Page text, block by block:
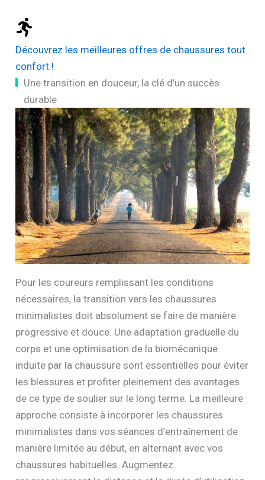
Découvrez les meilleures offres de chaussures tout
confort !
Une transition en douceur, la clé d’un succès
durable
Pour les coureurs remplissant les conditions
nécessaires, la transition vers les chaussures
minimalistes doit absolument se faire de manière
progressive et douce. Une adaptation graduelle du
corps et une optimisation de la biomécanique
induite par la chaussure sont essentielles pour éviter
les blessures et profiter pleinement des avantages
de ce type de soulier sur le long terme. La meilleure
approche consiste à incorporer les chaussures
minimalistes dans vos séances d’entraînement de
manière limitée au début, en alternant avec vos
chaussures habituelles. Augmentez